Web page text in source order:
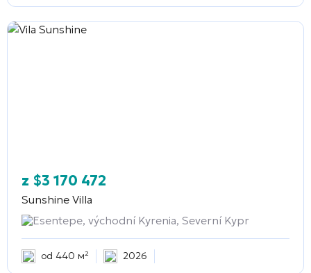
z $3 170 472
Sunshine Villa
Esentepe, východní Kyrenia, Severní Kypr
od 440 м² 2026